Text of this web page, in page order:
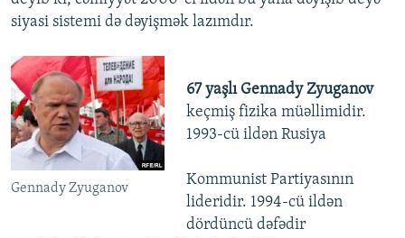
siyasi sistemi də dəyişmək lazımdır.
Gennady Zyuganov
67 yaşlı Gennady Zyuganov
keçmiş fizika müəllimidir.
1993-cü ildən Rusiya
Kommunist Partiyasının
lideridir. 1994-cü ildən
dördüncü dəfədir